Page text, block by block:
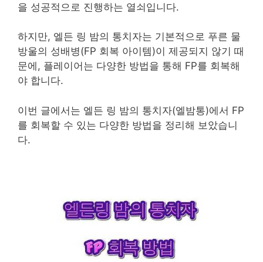
을 성공적으로 진행하는 열쇠입니다.
하지만, 엘든 링 밤의 통치자는 기본적으로 푸른 물
방울의 성배병(FP 회복 아이템)이 제공되지 않기 때
문에, 플레이어는 다양한 방법을 통해 FP를 회복해
야 합니다.
이번 글에서는 엘든 링 밤의 통치자(엘밤통)에서 FP
를 회복할 수 있는 다양한 방법을 정리해 보았습니
다.